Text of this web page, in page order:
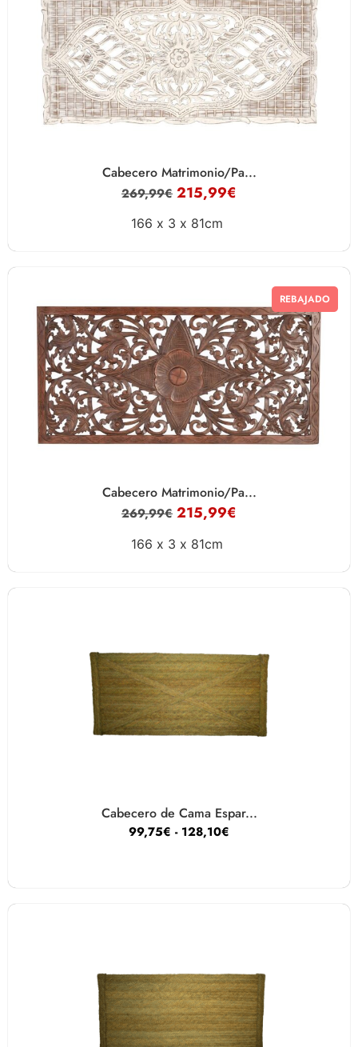
Cabecero Matrimonio/Pa...
269,99€ 215,99€
166 x 3 x 81cm
REBAJADO
Cabecero Matrimonio/Pa...
269,99€ 215,99€
166 x 3 x 81cm
Cabecero de Cama Espar...
99,75€ - 128,10€